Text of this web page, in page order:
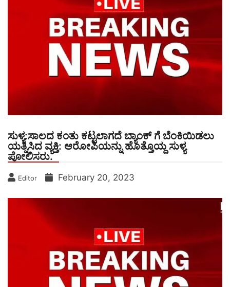
ಸುಳ್ಯ:ಸಾಲದ ಕಂತು ಕಟ್ಟಲಾಗದೆ ಬ್ಯಾಂಕ್ ಗೆ ಬೆಂಕಿಯಿಡಲು
ಯತ್ನಿಸಿದ ವ್ಯಕ್ತಿ: ಆರೋಪಿಯನ್ನು ಹೊತ್ತೊಯ್ದ ಸುಳ್ಯ
ಪೋಲಿಸರು.
Editor February 20, 2023